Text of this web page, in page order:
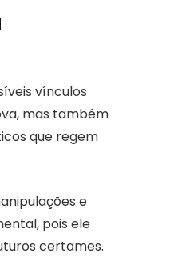
vínculos
mas também
que regem
e
pois ele
certames.